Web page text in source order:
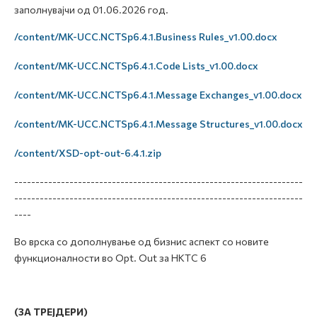
заполнувајчи од 01.06.2026 год.
/content/MK-UCC.NCTSp6.4.1.Business Rules_v1.00.docx
/content/MK-UCC.NCTSp6.4.1.Code Lists_v1.00.docx
/content/MK-UCC.NCTSp6.4.1.Message Exchanges_v1.00.docx
/content/MK-UCC.NCTSp6.4.1.Message Structures_v1.00.docx
/content/XSD-opt-out-6.4.1.zip
--------------------------------------------------------------------
--------------------------------------------------------------------
----
Во врска со дополнување од бизнис аспект со новите
функционалности во Opt. Out за НКТС 6
(ЗА ТРЕЈДЕРИ)